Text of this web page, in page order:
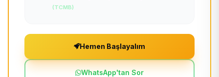
(TCMB)
Hemen Başlayalım
WhatsApp'tan Sor